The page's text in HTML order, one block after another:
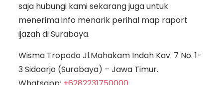
saja hubungi kami sekarang juga untuk
menerima info menarik perihal map raport
ijazah di Surabaya.
Wisma Tropodo Jl.Mahakam Indah Kav. 7 No. 1-
3 Sidoarjo (Surabaya) – Jawa Timur.